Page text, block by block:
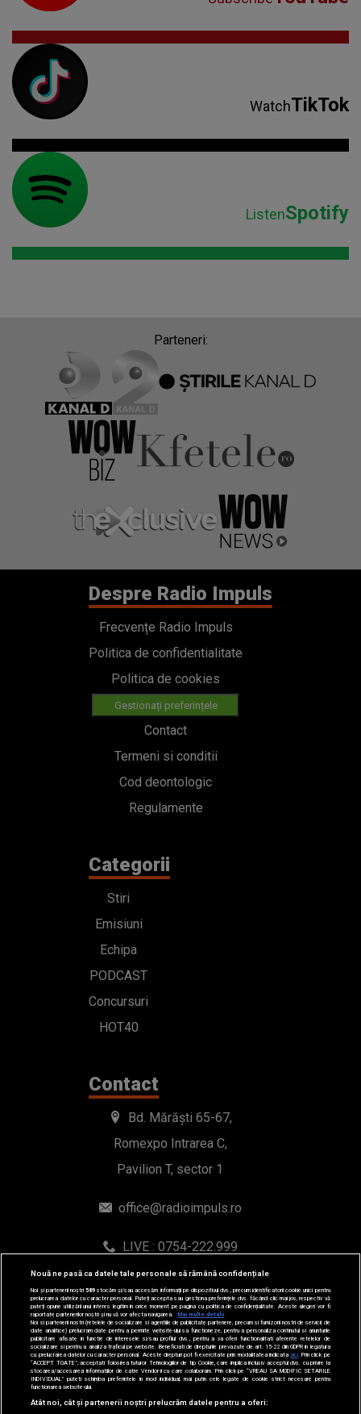
Despre Radio Impuls
Frecvențe Radio Impuls
Politica de confidentialitate
Politica de cookies
Contact
Termeni si conditii
Cod deontologic
Regulamente
Categorii
Stiri
Emisiuni
Echipa
Concursuri
HOT40
Bd. Mărăști 65-67,
Romexpo Intrarea C,
Pavilion T, sector 1
LIVE : 0754-222.999
WhatsApp: 0754-222.999
© 2019-2026 DOGAN MEDIA INTERNATIONAL SA, Toate
drepturile rezervate.
Nouă ne pasă ca datele tale personale să rămână confidențiale
Noi și partenerii noștri589stocăm și/sau accesăm informații pe dispozitivul dvs., precum identificatorii cookie unici pentru
prelucrarea datelor cu caracter personal. Puteți accepta sau gestiona preferințele dvs. făcând clic mai jos, respectiv vă
puteți opune utilizării unui interes legitim în orice moment pe pagina cu politica de confidențialitate. Aceste alegeri vor fi
raportate partenerilor noștri și nu vă vor afecta navigarea.
Mai multe detalii
Noi si partenerii nostri (retelele de socializare si agentiile de publicitate partenere, precum si furnizorii nostri de servicii de
date analitice) prelucram date pentru a permite website-ului sa functioneze, pentru a personaliza continutul si anunturile
publicitare afisate in functie de interesele si/sau profilul dvs., pentru a va oferi functionalitati aferente retelelor de
socializare si pentru a analiza traficul pe website. Beneficiati de drepturile prevazute de art. 15-22 din GDPR in legatura
cu prelucrarea datelor cu caracter personal. Aceste drepturi pot fi exercitate prin modalitatea indicataaici . Prin click pe
“ACCEPT TOATE”, acceptati folosirea tuturor Tehnologiilor de tip Cookie, care implica inclusiv acceptul dvs. cu privire la
stocarea/accesarea informatiilor de catre Vendor-ii cu care colaboram. Prin click pe “VREAU SA MODIFIC SETARILE
INDIVIDUAL” puteti schimba preferintele in mod individual, mai putin cele legate de cookie strict necesare pentru
functionarea website-ului.
Atât noi, cât și partenerii noștri prelucrăm datele pentru a oferi: